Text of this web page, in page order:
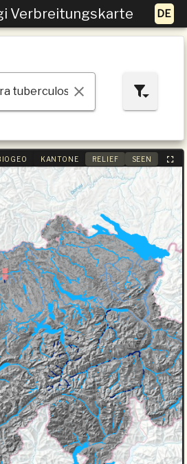
Verbreitungskarte
KANTONE RELIEF SEEN